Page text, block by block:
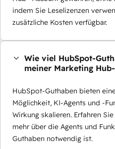
indem Sie Leselizenzen
zusätzliche Kosten verfügbar.
Wie viel HubSpot-
meiner Marketing
HubSpot-Guthaben bieten
Möglichkeit, KI-Agents und -
Wirkung skalieren. Erfahren
mehr über die Agents und
Guthaben notwendig ist.